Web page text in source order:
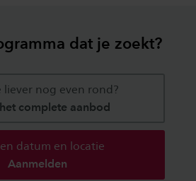
dat je zoekt?
liever nog even rond?
complete aanbod
datum en locatie
Aanmelden